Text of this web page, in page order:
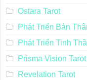
Ostara Tarot
Phát Triển Bản
Phát Triển Tinh
Prisma Vision Tarot
Revelation Tarot